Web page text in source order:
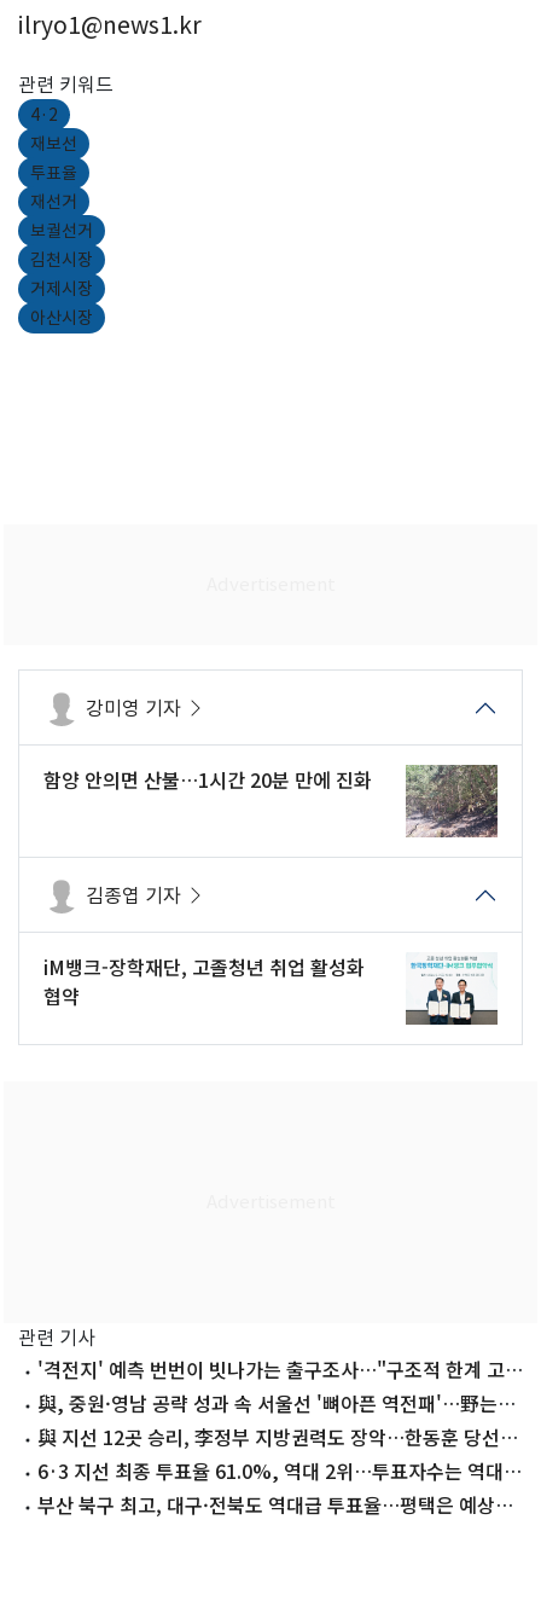
ilryo1@news1.kr
관련 키워드
4·2
재보선
투표율
재선거
보궐선거
김천시장
거제시장
아산시장
강미영 기자
함양 안의면 산불…1시간 20분 만에 진화
김종엽 기자
iM뱅크-장학재단, 고졸청년 취업 활성화
협약
관련 기사
'격전지' 예측 번번이 빗나가는 출구조사…"구조적 한계 고민
할 때"
與, 중원·영남 공략 성과 속 서울선 '뼈아픈 역전패'…野는
마지노선 수성
與 지선 12곳 승리, 李정부 지방권력도 장악…한동훈 당선,
조국 낙선
6·3 지선 최종 투표율 61.0%, 역대 2위…투표자수는 역대
최다(종합3보)
부산 북구 최고, 대구·전북도 역대급 투표율…평택은 예상밖